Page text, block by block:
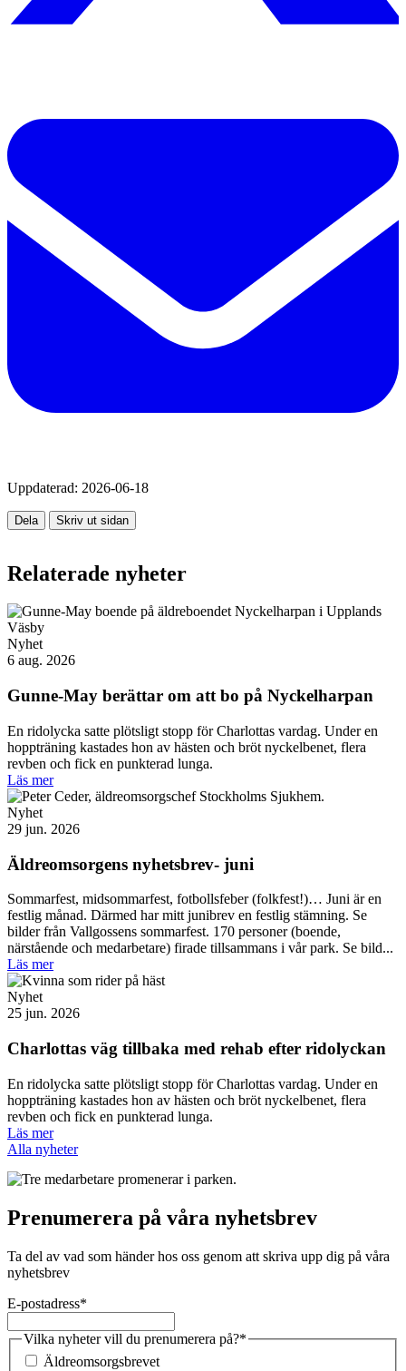
Uppdaterad: 2026-06-18
Dela Skriv ut sidan
Relaterade nyheter
Nyhet
6 aug. 2026
Gunne-May berättar om att bo på Nyckelharpan
En ridolycka satte plötsligt stopp för Charlottas vardag. Under en
hoppträning kastades hon av hästen och bröt nyckelbenet, flera
revben och fick en punkterad lunga.
Läs mer
Nyhet
29 jun. 2026
Äldreomsorgens nyhetsbrev- juni
Sommarfest, midsommarfest, fotbollsfeber (folkfest!)… Juni är en
festlig månad. Därmed har mitt junibrev en festlig stämning. Se
bilder från Vallgossens sommarfest. 170 personer (boende,
närstående och medarbetare) firade tillsammans i vår park. Se bild...
Läs mer
Nyhet
25 jun. 2026
Charlottas väg tillbaka med rehab efter ridolyckan
En ridolycka satte plötsligt stopp för Charlottas vardag. Under en
hoppträning kastades hon av hästen och bröt nyckelbenet, flera
revben och fick en punkterad lunga.
Läs mer
Alla nyheter
Prenumerera på våra nyhetsbrev
Ta del av vad som händer hos oss genom att skriva upp dig på våra
nyhetsbrev
E-postadress*
Vilka nyheter vill du prenumerera på?*
Äldreomsorgsbrevet